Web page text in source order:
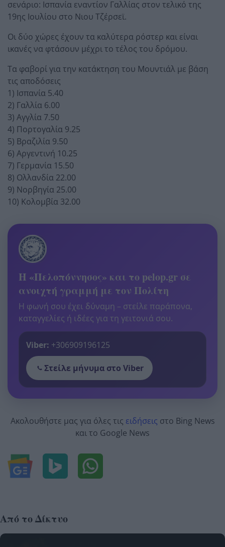
σενάριο: Ισπανία εναντίον Γαλλίας στον τελικό της
19ης Ιουλίου στο Νιου Τζέρσεϊ.
Οι δύο χώρες έχουν τα καλύτερα ρόστερ και είναι
ικανές να φτάσουν μέχρι το τέλος του δρόμου.
Τα φαβορί για την κατάκτηση του Μουντιάλ με βάση
τις αποδόσεις
1) Ισπανία 5.40
2) Γαλλία 6.00
3) Αγγλία 7.50
4) Πορτογαλία 9.25
5) Βραζιλία 9.50
6) Αργεντινή 10.25
7) Γερμανία 15.50
8) Ολλανδία 22.00
9) Νορβηγία 25.00
10) Κολομβία 32.00
Η «Πελοπόννησος» και το pelop.gr σε
ανοιχτή γραμμή με τον Πολίτη
Η φωνή σου έχει δύναμη – στείλε παράπονα,
καταγγελίες ή ιδέες για τη γειτονιά σου.
Viber: +306909196125
Στείλε μήνυμα στο Viber
Ακολουθήστε μας για όλες τις ειδήσεις στο Bing News
και το Google News
Από το Δίκτυο